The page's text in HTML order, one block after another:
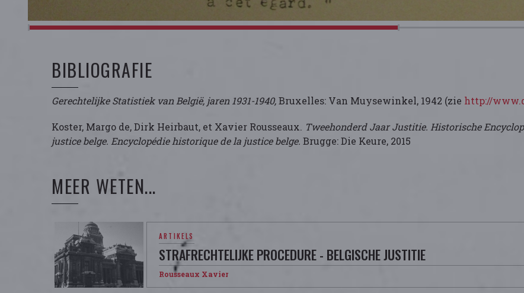
BIBLIOGRAFIE
Gerechtelijke Statistiek van België, jaren 1931-1940,Bruxelles: Van Muysewinkel, 1942 (zie http://
Koster, Margo de, Dirk Heirbaut, et Xavier Rousseaux. Tweehonderd Jaar Justitie. Historische
justice belge. Encyclopédie historique de la justice belge. Brugge: Die Keure, 2015
MEER WETEN...
ARTIKELS
STRAFRECHTELIJKE PROCEDURE - BELGISCHE JUSTITIE
Rousseaux Xavier